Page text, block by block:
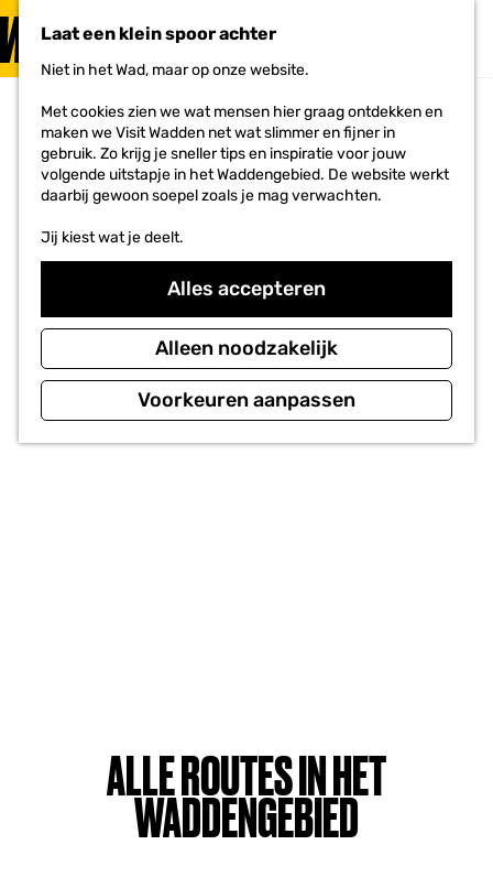
Laat een klein spoor achter
Niet in het Wad, maar op onze website.
Met cookies zien we wat mensen hier graag ontdekken en
maken we Visit Wadden net wat slimmer en fijner in
gebruik. Zo krijg je sneller tips en inspiratie voor jouw
volgende uitstapje in het Waddengebied. De website werkt
daarbij gewoon soepel zoals je mag verwachten.
Jij kiest wat je deelt.
Alles accepteren
Alleen noodzakelijk
Voorkeuren aanpassen
G
F
v
r
i
e
t
e
MENU
ALLE ROUTES IN HET
WADDENGEBIED